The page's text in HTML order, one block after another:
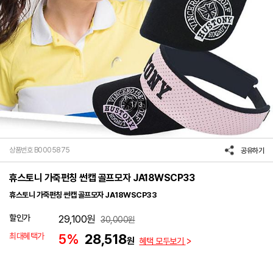
1/3
상품번호 B0005875 공유하기
휴스토니 가죽펀칭 썬캡 골프모자 JA18WSCP33
휴스토니 가죽펀칭 썬캡 골프모자 JA18WSCP33
할인가 29,100원 30,000원
최대혜택가
5% 28,518원 혜택 모두보기